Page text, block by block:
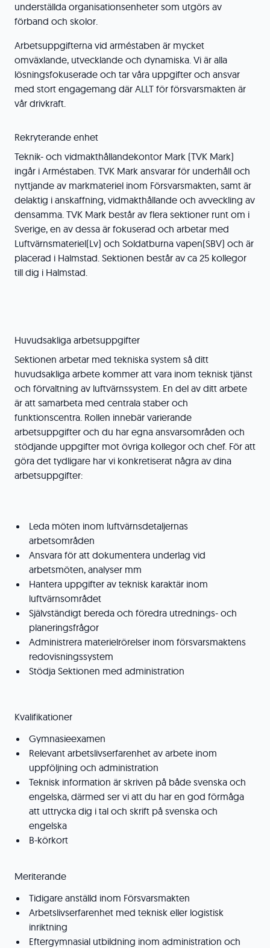
underställda organisationsenheter som utgörs av
förband och skolor.
Arbetsuppgifterna vid arméstaben är mycket
omväxlande, utvecklande och dynamiska. Vi är alla
lösningsfokuserade och tar våra uppgifter och ansvar
med stort engagemang där ALLT för försvarsmakten är
vår drivkraft.
Rekryterande enhet
Teknik- och vidmakthållandekontor Mark (TVK Mark)
ingår i Arméstaben. TVK Mark ansvarar för underhåll och
nyttjande av markmateriel inom Försvarsmakten, samt är
delaktig i anskaffning, vidmakthållande och avveckling av
densamma. TVK Mark består av flera sektioner runt om i
Sverige, en av dessa är fokuserad och arbetar med
Luftvärnsmateriel(Lv) och Soldatburna vapen(SBV) och är
placerad i Halmstad. Sektionen består av ca 25 kollegor
till dig i Halmstad.
Huvudsakliga arbetsuppgifter
Sektionen arbetar med tekniska system så ditt
huvudsakliga arbete kommer att vara inom teknisk tjänst
och förvaltning av luftvärnssystem. En del av ditt arbete
är att samarbeta med centrala staber och
funktionscentra. Rollen innebär varierande
arbetsuppgifter och du har egna ansvarsområden och
stödjande uppgifter mot övriga kollegor och chef. För att
göra det tydligare har vi konkretiserat några av dina
arbetsuppgifter:
Leda möten inom luftvärnsdetaljernas
arbetsområden
Ansvara för att dokumentera underlag vid
arbetsmöten, analyser mm
Hantera uppgifter av teknisk karaktär inom
luftvärnsområdet
Självständigt bereda och föredra utrednings- och
planeringsfrågor
Administrera materielrörelser inom försvarsmaktens
redovisningssystem
Stödja Sektionen med administration
Kvalifikationer
Gymnasieexamen
Relevant arbetslivserfarenhet av arbete inom
uppföljning och administration
Teknisk information är skriven på både svenska och
engelska, därmed ser vi att du har en god förmåga
att uttrycka dig i tal och skrift på svenska och
engelska
B-körkort
Meriterande
Tidigare anställd inom Försvarsmakten
Arbetslivserfarenhet med teknisk eller logistisk
inriktning
Eftergymnasial utbildning inom administration och